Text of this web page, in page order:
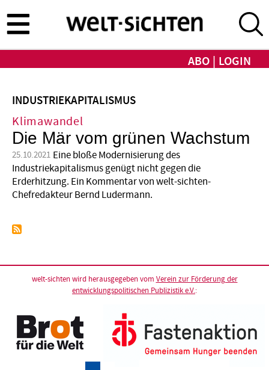
zum
Inhalt
ABO LOGIN
INDUSTRIEKAPITALISMUS
Klimawandel
Die Mär vom grünen Wachstum
25.10.2021 Eine bloße Modernisierung des
Industriekapitalismus genügt nicht gegen die
Erderhitzung. Ein Kommentar von welt-sichten-
Chefredakteur Bernd Ludermann.
welt-sichten wird herausgegeben vom Verein zur Förderung der
entwicklungspolitischen Publizistik e.V.: